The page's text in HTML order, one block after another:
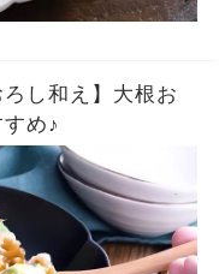
し和え】大根お
め♪